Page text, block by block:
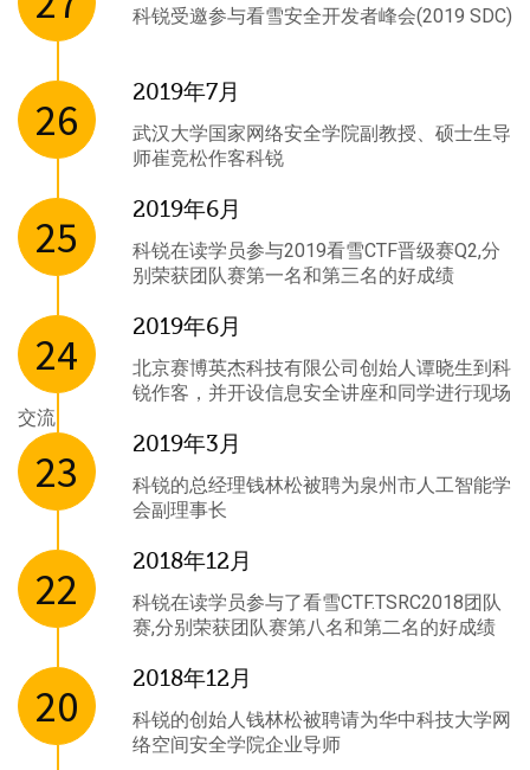
科锐受邀参与看雪安全开发者峰会(2019 SDC)
26
2019年7月
武汉大学国家网络安全学院副教授、硕士生导
师崔竞松作客科锐
25
2019年6月
科锐在读学员参与2019看雪CTF晋级赛Q2,分
别荣获团队赛第一名和第三名的好成绩
24
2019年6月
北京赛博英杰科技有限公司创始人谭晓生到科
锐作客，并开设信息安全讲座和同学进行现场
交流
23
2019年3月
科锐的总经理钱林松被聘为泉州市人工智能学
会副理事长
22
2018年12月
科锐在读学员参与了看雪CTF.TSRC2018团队
赛,分别荣获团队赛第八名和第二名的好成绩
20
2018年12月
科锐的创始人钱林松被聘请为华中科技大学网
络空间安全学院企业导师